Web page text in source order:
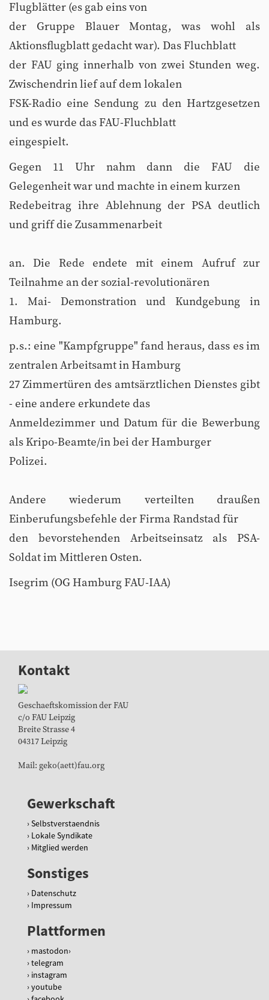
Flugblätter (es gab eins von
der Gruppe Blauer Montag, was wohl als
Aktionsflugblatt gedacht war). Das Fluchblatt
der FAU ging innerhalb von zwei Stunden weg.
Zwischendrin lief auf dem lokalen
FSK-Radio eine Sendung zu den Hartzgesetzen
und es wurde das FAU-Fluchblatt
eingespielt.
Gegen 11 Uhr nahm dann die FAU die
Gelegenheit war und machte in einem kurzen
Redebeitrag ihre Ablehnung der PSA deutlich
und griff die Zusammenarbeit
an. Die Rede endete mit einem Aufruf zur
Teilnahme an der sozial-revolutionären
1. Mai- Demonstration und Kundgebung in
Hamburg.
p.s.: eine "Kampfgruppe" fand heraus, dass es im
zentralen Arbeitsamt in Hamburg
27 Zimmertüren des amtsärztlichen Dienstes gibt
- eine andere erkundete das
Anmeldezimmer und Datum für die Bewerbung
als Kripo-Beamte/in bei der Hamburger
Polizei.
Andere wiederum verteilten draußen
Einberufungsbefehle der Firma Randstad für
den bevorstehenden Arbeitseinsatz als PSA-
Soldat im Mittleren Osten.
Isegrim (OG Hamburg FAU-IAA)
Kontakt
Geschaeftskomission der FAU
c/o FAU Leipzig
Breite Strasse 4
04317 Leipzig
Mail: geko(aett)fau.org
Gewerkschaft
Selbstverstaendnis
Lokale Syndikate
Mitglied werden
Sonstiges
Datenschutz
Impressum
Plattformen
mastodon
telegram
instagram
youtube